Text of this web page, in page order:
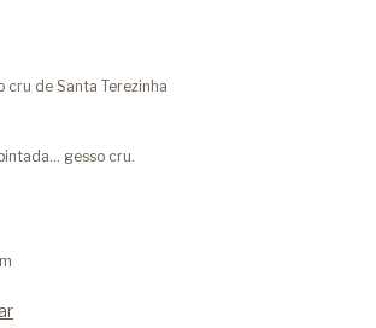
cru de Santa Terezinha
gesso cru.